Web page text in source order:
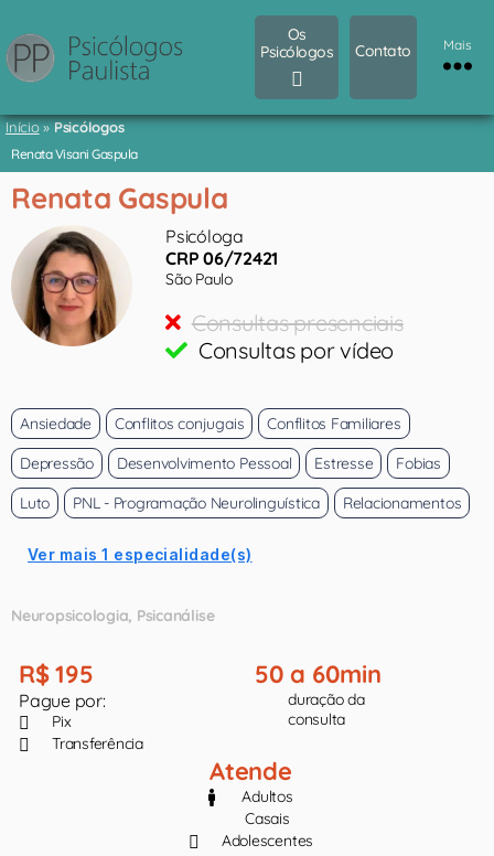
Os
Psicólogos
Contato Mais
Início»Psicólogos
Renata Visani Gaspula
Renata Gaspula
Psicóloga
CRP 06/72421
São Paulo
Consultas presenciais
Consultas por vídeo
Ansiedade Conflitos conjugais
Conflitos Familiares
Depressão
Desenvolvimento Pessoal Estresse
Fobias
Luto
PNL - Programação Neurolinguística Relacionamentos
Ver mais 1 especialidade(s)
Neuropsicologia Psicanálise
R$ 195
Pague por:
Pix
Transferência
50 a 60min
duração da
consulta
Atende
Adultos
Casais
Adolescentes